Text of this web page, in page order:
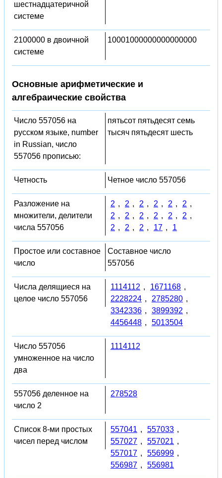
шестнадцатеричной
системе
2100000 в двоичной
системе
10001000000000000000
Основные арифметические и
алгебраические свойства
Число 557056 на
русском языке, number
in Russian, число
557056 прописью:
пятьсот пятьдесят семь
тысяч пятьдесят шесть
Четность Четное число 557056
Разложение на
множители, делители
числа 557056
2 , 2 , 2 , 2 , 2 , 2 ,
2 , 2 , 2 , 2 , 2 , 2 ,
2 , 2 , 2 , 17 , 1
Простое или составное
число
Составное число
557056
Числа делящиеся на
целое число 557056
1114112 , 1671168 ,
2228224 , 2785280 ,
3342336 , 3899392 ,
4456448 , 5013504
Число 557056
умноженное на число
два
1114112
557056 деленное на
число 2
278528
Список 8-ми простых
чисел перед числом
557041 , 557033 ,
557027 , 557021 ,
557017 , 556999 ,
556987 , 556981